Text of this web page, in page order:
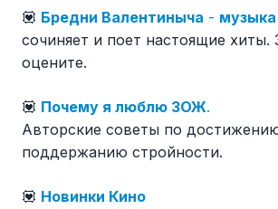
💟 Бредни Валентиныча -
сочиняет и поет настоящие
оцените.
💟 Почему я люблю ЗОЖ.
Авторские советы по
поддержанию стройности.
💟 Новинки Кино